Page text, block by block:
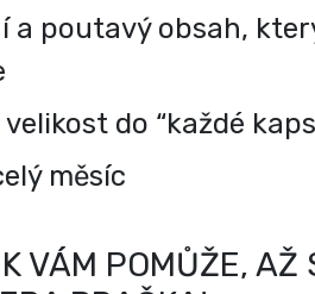
a poutavý obsah,
do “každé
měsíc
VÁM POMŮŽE, AŽ